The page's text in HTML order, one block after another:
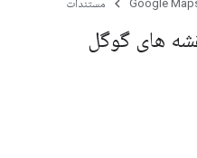
Google مستندات
های گوگل